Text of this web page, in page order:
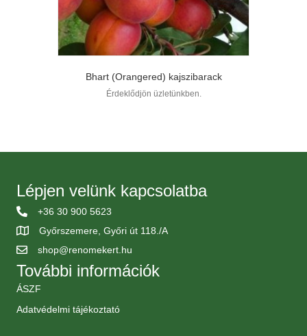
Bhart (Orangered) kajszibarack
Érdeklődjön üzletünkben.
Lépjen velünk kapcsolatba
+36 30 900 5623
Győrszemere, Győri út 118./A
shop@renomekert.hu
További információk
ÁSZF
Adatvédelmi tájékoztató